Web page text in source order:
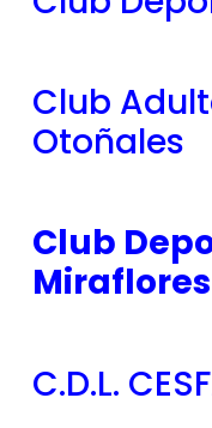
Club
Otoñales
Club
Miraflores
C.D.L.